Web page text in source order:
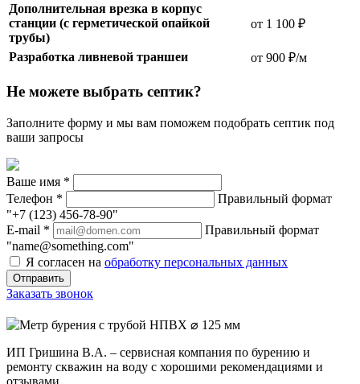
Дополнительная врезка в корпус
станции (с герметической опайкой
трубы)
от 1 100 ₽
Разработка ливневой траншеи от 900 ₽/м
Не можете выбрать септик?
Заполните форму и мы вам поможем подобрать септик под
ваши запросы
Ваше имя *
Телефон *
Правильный формат
"+7 (123) 456-78-90"
E-mail *
Правильный формат
"name@something.com"
Я согласен на обработку персональных данных
Заказать звонок
ИП Гришина В.А. – сервисная компания по бурению и
ремонту скважин на воду с хорошими рекомендациями и